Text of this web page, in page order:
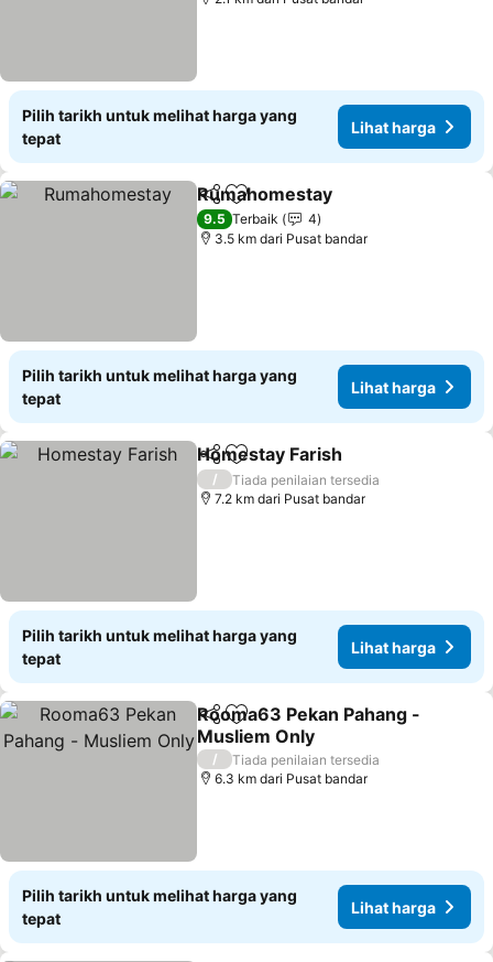
Pilih tarikh untuk melihat harga yang
tepat
Lihat harga
KongsiTambah ke favorit
Rumahomestay
9.5 Terbaik
4
3.5 km dari Pusat bandar
Pilih tarikh untuk melihat harga yang
tepat
Lihat harga
KongsiTambah ke favorit
Homestay Farish
/
Tiada penilaian tersedia
7.2 km dari Pusat bandar
Pilih tarikh untuk melihat harga yang
tepat
Lihat harga
KongsiTambah ke favorit
Rooma63 Pekan Pahang -
Musliem Only
/
Tiada penilaian tersedia
6.3 km dari Pusat bandar
Pilih tarikh untuk melihat harga yang
tepat
Lihat harga